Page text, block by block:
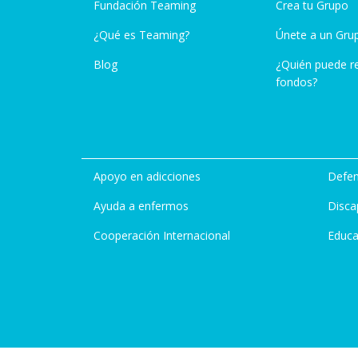
Fundación Teaming
¿Qué es Teaming?
Blog
Crea tu Grupo
Únete a un
¿Quién puede
fondos?
Apoyo en adicciones
Ayuda a enfermos
Cooperación Internacional